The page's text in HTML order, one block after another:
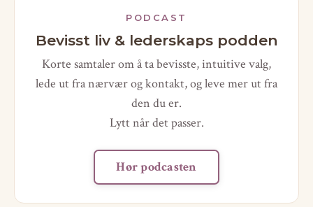
PODCAST
Bevisst liv & lederskaps podden
Korte samtaler om å ta bevisste, intuitive valg,
lede ut fra nærvær og kontakt, og leve mer ut fra
den du er.
Lytt når det passer.
Hør podcasten